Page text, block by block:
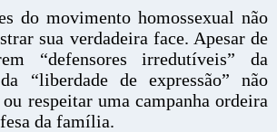
do movimento homossexual não
sua verdadeira face. Apesar de
“defensores irredutíveis” da
“liberdade de expressão” não
respeitar uma campanha ordeira
da família.